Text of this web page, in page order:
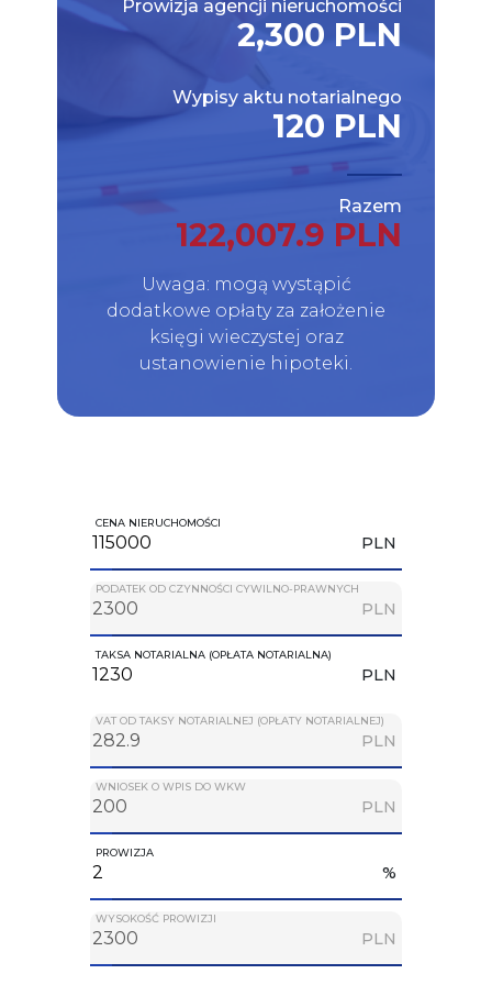
Prowizja agencji nieruchomości
2,300 PLN
Wypisy aktu notarialnego
120 PLN
Razem
122,007.9 PLN
Uwaga: mogą wystąpić
dodatkowe opłaty za założenie
księgi wieczystej oraz
ustanowienie hipoteki.
CENA NIERUCHOMOŚCI
PLN
PODATEK OD CZYNNOŚCI CYWILNO-PRAWNYCH
PLN
TAKSA NOTARIALNA (OPŁATA NOTARIALNA)
PLN
VAT OD TAKSY NOTARIALNEJ (OPŁATY NOTARIALNEJ)
PLN
WNIOSEK O WPIS DO WKW
PLN
PROWIZJA
%
WYSOKOŚĆ PROWIZJI
PLN